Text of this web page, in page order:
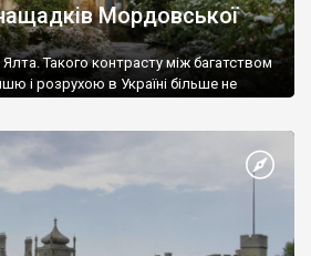
Мордовської
Такого контрасту між багатством
і розрухою в Україні більше не